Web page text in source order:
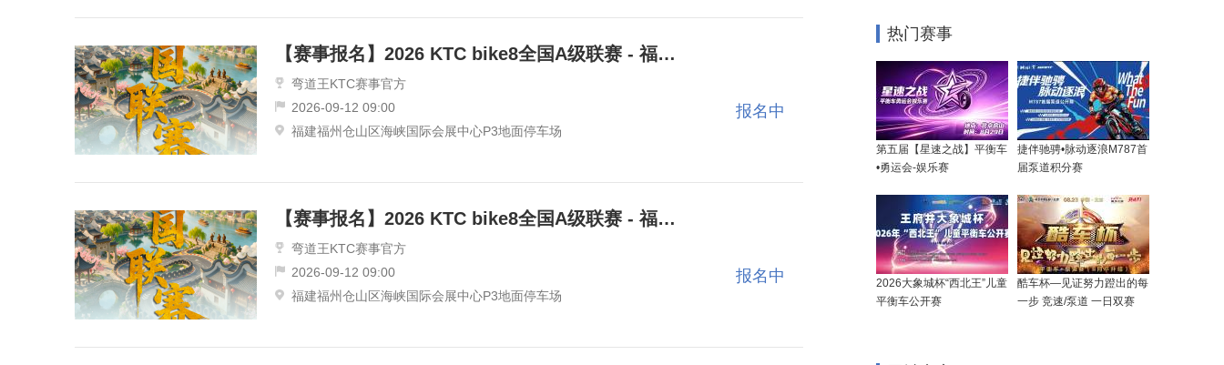
【赛事报名】2026 KTC bike8全国A级联赛 - 福州站（童车/障碍/好友）
弯道王KTC赛事官方
2026-09-12 09:00
福建福州仓山区海峡国际会展中心P3地面停车场
报名中
【赛事报名】2026 KTC bike8全国A级联赛 - 福州站（个人/选秀/团队）
弯道王KTC赛事官方
2026-09-12 09:00
福建福州仓山区海峡国际会展中心P3地面停车场
报名中
热门赛事
第五届【星速之战】平衡车
•勇运会-娱乐赛
捷伴驰骋•脉动逐浪M787首
届泵道积分赛
2026大象城杯“西北王”儿童
平衡车公开赛
酷车杯—见证努力蹬出的每
一步 竞速/泵道 一日双赛